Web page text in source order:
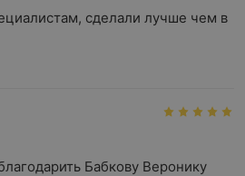
сделали лучше чем в
Бабкову Веронику